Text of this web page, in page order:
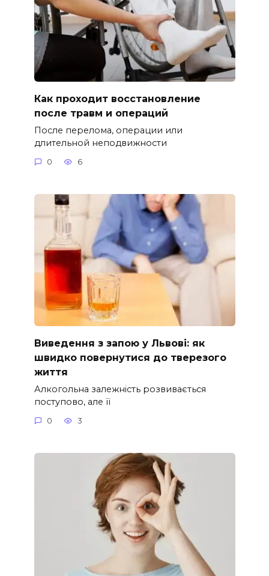
Как проходит восстановление
после травм и операций
После перелома, операции или
длительной неподвижности
0 6
Виведення з запою у Львові: як
швидко повернутися до тверезого
життя
Алкогольна залежність розвивається
поступово, але її
0 3